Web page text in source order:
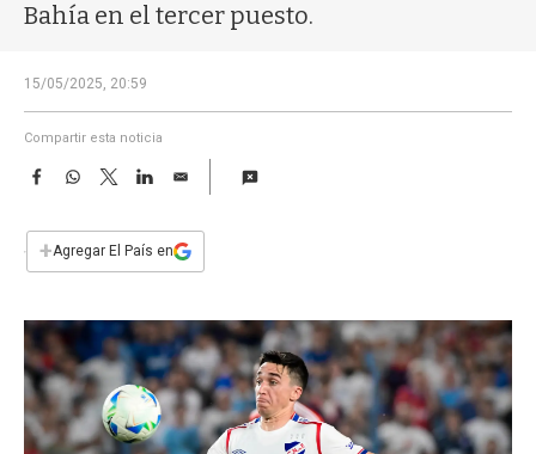
Bahía en el tercer puesto.
15/05/2025, 20:59
Compartir esta noticia
F
e
b
k
W
s
T
w
t
L
n
E
i
l
+Agregar El País en